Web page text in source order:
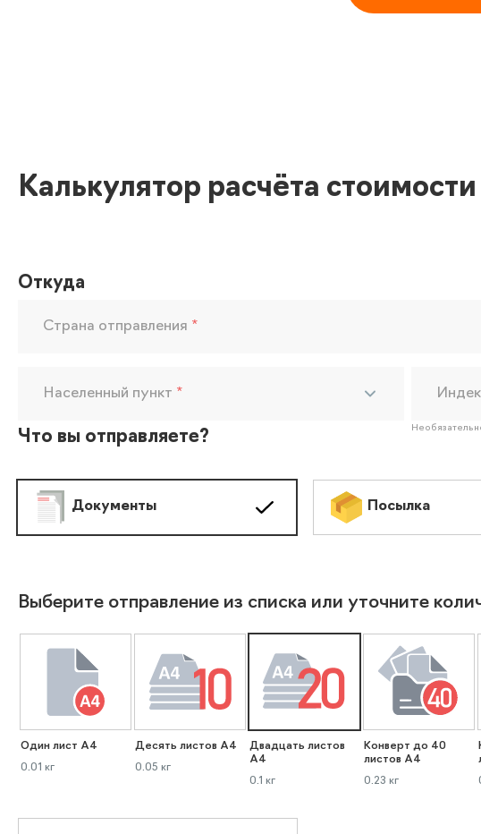
Калькулятор расчёта стоимости
Откуда
Страна отправления *
Населенный пункт *
Что вы отправляете?
Документы Посылка
Выберите отправление из списка или уточните
Один лист А4
0.01 кг
Десять листов А4
0.05 кг
Двадцать листов
А4
0.1 кг
Конверт до 40
листов А4
0.23 кг